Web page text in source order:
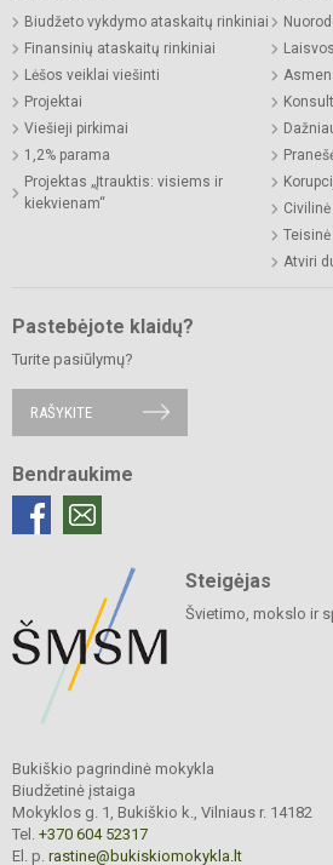
Biudžeto vykdymo ataskaitų rinkiniai
Finansinių ataskaitų rinkiniai
Lėšos veiklai viešinti
Projektai
Viešieji pirkimai
1,2% parama
Projektas „Įtrauktis: visiems ir
kiekvienam“
Atviri
Pastebėjote klaidų?
Turite pasiūlymų?
RAŠYKITE
Bendraukime
Steigėjas
Švietimo, mokslo ir
Bukiškio pagrindinė mokykla
Biudžetinė įstaiga
Mokyklos g. 1, Bukiškio k., Vilniaus r. 14182
Tel. +370 604 52317
El. p. rastine@bukiskiomokykla.lt